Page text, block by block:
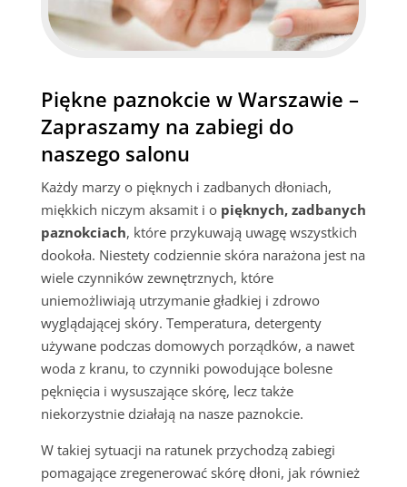
Piękne paznokcie w Warszawie –
Zapraszamy na zabiegi do
naszego salonu
Każdy marzy o pięknych i zadbanych dłoniach,
miękkich niczym aksamit i o pięknych, zadbanych
paznokciach, które przykuwają uwagę wszystkich
dookoła. Niestety codziennie skóra narażona jest na
wiele czynników zewnętrznych, które
uniemożliwiają utrzymanie gładkiej i zdrowo
wyglądającej skóry. Temperatura, detergenty
używane podczas domowych porządków, a nawet
woda z kranu, to czynniki powodujące bolesne
pęknięcia i wysuszające skórę, lecz także
niekorzystnie działają na nasze paznokcie.
W takiej sytuacji na ratunek przychodzą zabiegi
pomagające zregenerować skórę dłoni, jak również